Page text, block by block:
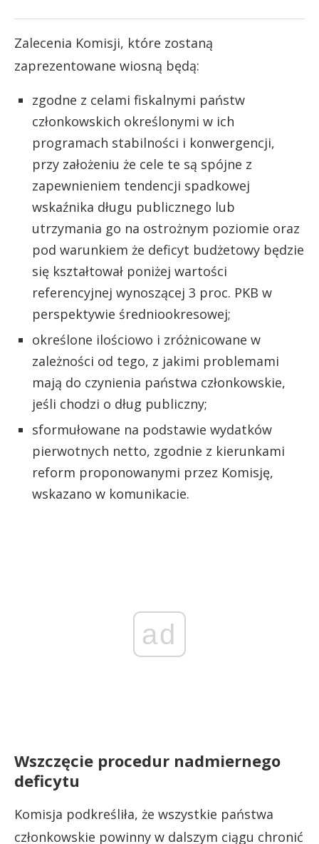
Zalecenia Komisji, które zostaną
zaprezentowane wiosną będą:
zgodne z celami fiskalnymi państw
członkowskich określonymi w ich
programach stabilności i konwergencji,
przy założeniu że cele te są spójne z
zapewnieniem tendencji spadkowej
wskaźnika długu publicznego lub
utrzymania go na ostrożnym poziomie oraz
pod warunkiem że deficyt budżetowy będzie
się kształtował poniżej wartości
referencyjnej wynoszącej 3 proc. PKB w
perspektywie średniookresowej;
określone ilościowo i zróżnicowane w
zależności od tego, z jakimi problemami
mają do czynienia państwa członkowskie,
jeśli chodzi o dług publiczny;
sformułowane na podstawie wydatków
pierwotnych netto, zgodnie z kierunkami
reform proponowanymi przez Komisję,
wskazano w komunikacie.
ad
Wszczęcie procedur nadmiernego
deficytu
Komisja podkreśliła, że wszystkie państwa
członkowskie powinny w dalszym ciągu chronić